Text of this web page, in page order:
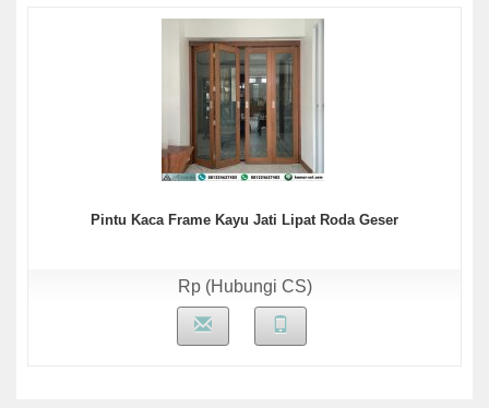
Pintu Kaca Frame Kayu Jati Lipat Roda Geser
Rp (Hubungi CS)